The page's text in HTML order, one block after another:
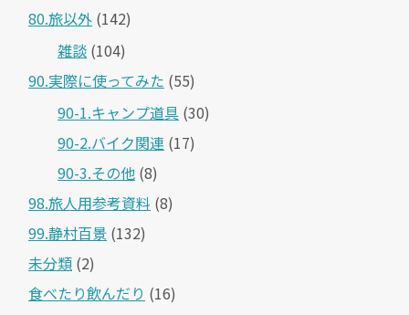
80.旅以外 (142)
雑談 (104)
90.実際に使ってみた (55)
90-1.キャンプ道具 (30)
90-2.バイク関連 (17)
90-3.その他 (8)
98.旅人用参考資料 (8)
99.静村百景 (132)
未分類 (2)
食べたり飲んだり (16)